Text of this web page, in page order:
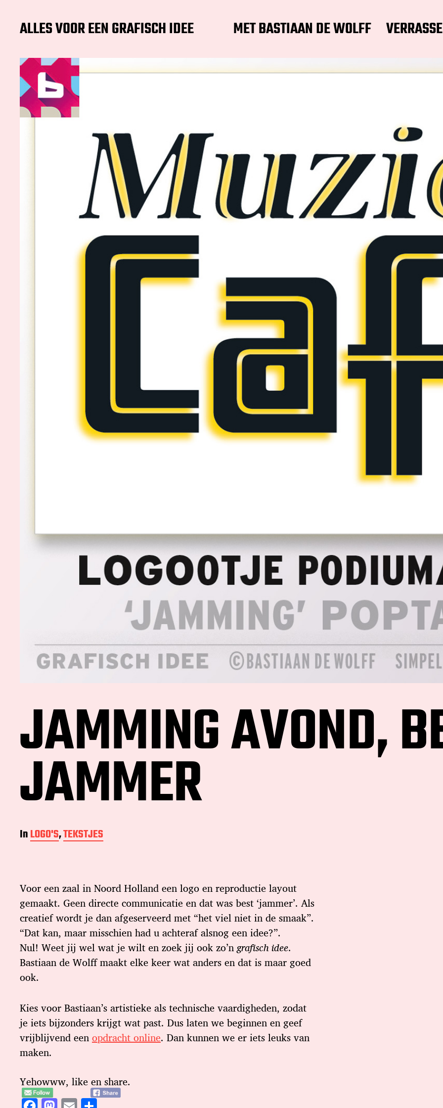
ALLES VOOR EEN GRAFISCH IDEE MET BASTIAAN DE WOLFF
JAMMING AVOND,
JAMMER
InLOGO'S,TEKSTJES
Voor een zaal in Noord Holland een logo en reproductie layout
gemaakt. Geen directe communicatie en dat was best ‘jammer’. Als
creatief wordt je dan afgeserveerd met “het viel niet in de smaak”.
“Dat kan, maar misschien had u achteraf alsnog een idee?”.
Nul! Weet jij wel wat je wilt en zoek jij ook zo’ngrafisch idee.
Bastiaan de Wolff maakt elke keer wat anders en dat is maar goed
ook.
Kies voor Bastiaan’s artistieke als technische vaardigheden, zodat
je iets bijzonders krijgt wat past. Dus laten we beginnen en geef
vrijblijvend eenopdracht online. Dan kunnen we er iets leuks van
maken.
Yehowww, like en share.